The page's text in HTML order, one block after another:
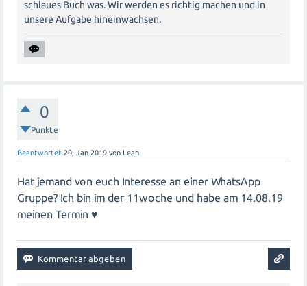
schlaues Buch was. Wir werden es richtig machen und in
unsere Aufgabe hineinwachsen.
0
Punkte
Beantwortet 20, Jan 2019 von Lean
Hat jemand von euch Interesse an einer WhatsApp
Gruppe? Ich bin im der 11woche und habe am 14.08.19
meinen Termin ♥️